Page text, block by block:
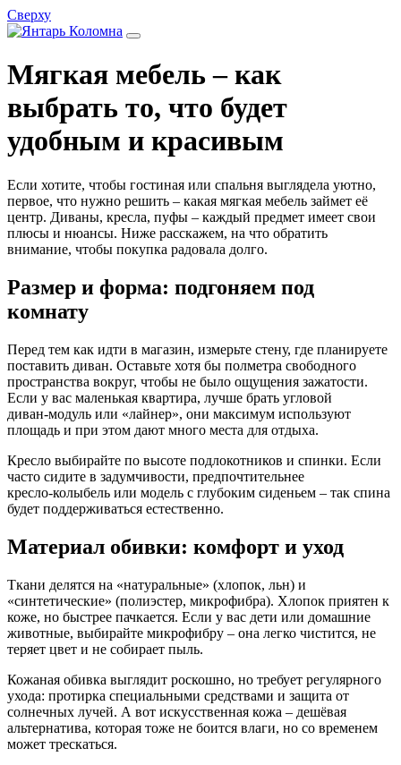
Сверху
Мягкая мебель – как
выбрать то, что будет
удобным и красивым
Если хотите, чтобы гостиная или спальня выглядела уютно,
первое, что нужно решить – какая мягкая мебель займет её
центр. Диваны, кресла, пуфы – каждый предмет имеет свои
плюсы и нюансы. Ниже расскажем, на что обратить
внимание, чтобы покупка радовала долго.
Размер и форма: подгоняем под
комнату
Перед тем как идти в магазин, измерьте стену, где планируете
поставить диван. Оставьте хотя бы полметра свободного
пространства вокруг, чтобы не было ощущения зажатости.
Если у вас маленькая квартира, лучше брать угловой
диван‑модуль или «лайнер», они максимум используют
площадь и при этом дают много места для отдыха.
Кресло выбирайте по высоте подлокотников и спинки. Если
часто сидите в задумчивости, предпочтительнее
кресло‑колыбель или модель с глубоким сиденьем – так спина
будет поддерживаться естественно.
Материал обивки: комфорт и уход
Ткани делятся на «натуральные» (хлопок, льн) и
«синтетические» (полиэстер, микрофибра). Хлопок приятен к
коже, но быстрее пачкается. Если у вас дети или домашние
животные, выбирайте микрофибру – она легко чистится, не
теряет цвет и не собирает пыль.
Кожаная обивка выглядит роскошно, но требует регулярного
ухода: протирка специальными средствами и защита от
солнечных лучей. А вот искусственная кожа – дешёвая
альтернатива, которая тоже не боится влаги, но со временем
может трескаться.